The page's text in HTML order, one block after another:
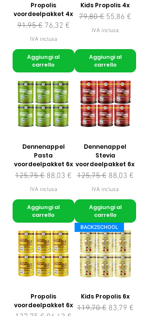
Propolis
voordeelpakket 4x
Prezzo regolare
91,95 € Prezzo scontato
76,32 €
IVA inclusa
Aggiungi al
carrello
Kids Propolis 4x
Prezzo regolare
79,80 € Prezzo scontato
55,86 €
IVA inclusa
Aggiungi al
carrello
Dennenappel
Pasta
voordeelpakket 6x
Prezzo regolare
125,75 € Prezzo scontato
88,03 €
IVA inclusa
Aggiungi al
carrello
Dennenappel
Stevia
voordeelpakket 6x
Prezzo regolare
125,75 € Prezzo scontato
88,03 €
IVA inclusa
Aggiungi al
carrello
Propolis
voordeelpakket 6x
BACK2SCHOOL
Kids Propolis 6x
Prezzo regolare
119,70 € Prezzo scontato
83,79 €